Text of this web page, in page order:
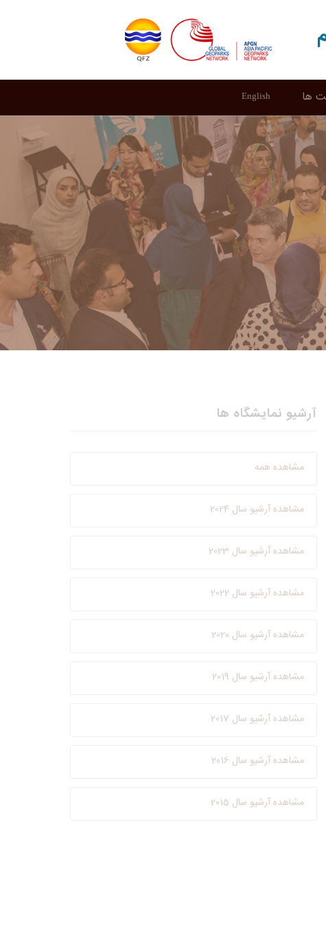
ها English
آرشیو نمایشگاه ها
مشاهده همه
مشاهده آرشیو سال 2024
مشاهده آرشیو سال 2023
مشاهده آرشیو سال 2022
مشاهده آرشیو سال 2020
مشاهده آرشیو سال 2019
مشاهده آرشیو سال 2017
مشاهده آرشیو سال 2016
مشاهده آرشیو سال 2015